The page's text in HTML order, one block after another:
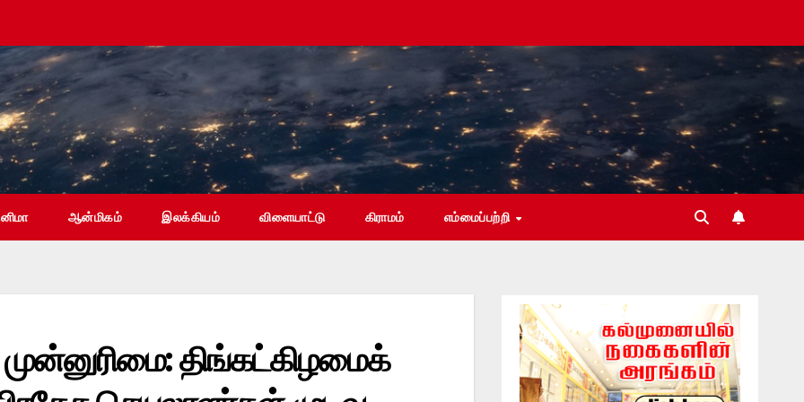
ஆன்மிகம் இலக்கியம் விளையாட்டு கிராமம் எம்மைப்பற்றி
திங்கட்கிழமைக்